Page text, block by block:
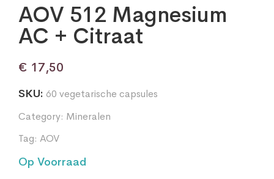
AOV 512 Magnesium
AC + Citraat
€ 17,50
SKU: 60 vegetarische capsules
Category: Mineralen
Tag: AOV
Op Voorraad